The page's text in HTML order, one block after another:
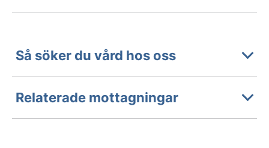
Så söker du vård hos oss
Relaterade mottagningar